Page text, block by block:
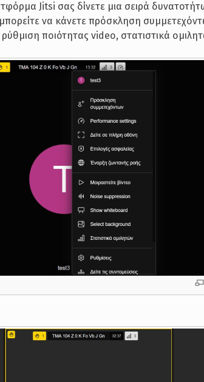
Jitsi σας δίνετε μια σειρά
να κάνετε πρόσκληση
ποιότητας video, στατιστικά